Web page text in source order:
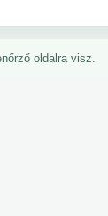
oldalra visz.